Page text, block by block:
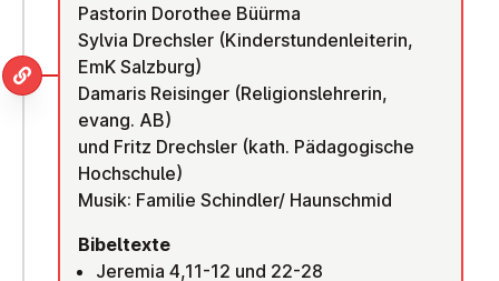
Pastorin Dorothee Büürma
Sylvia Drechsler (Kinderstundenleiterin,
EmK Salzburg)
Damaris Reisinger (Religionslehrerin,
evang. AB)
und Fritz Drechsler (kath. Pädagogische
Hochschule)
Musik: Familie Schindler/ Haunschmid
Bibeltexte
Jeremia 4,11-12 und 22-28